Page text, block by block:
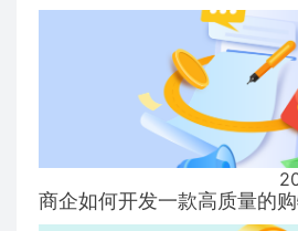
商企如何开发一款高质量的